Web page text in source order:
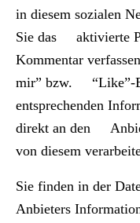
in diesem sozialen
Sie das aktivierte
Kommentar
mir” bzw. “Like”-
entsprechenden
direkt an den
von diesem
Sie finden in der
Anbieters